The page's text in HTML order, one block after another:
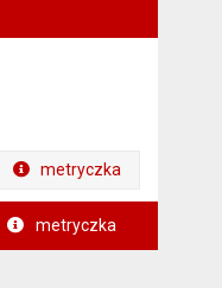
metryczka
metryczka